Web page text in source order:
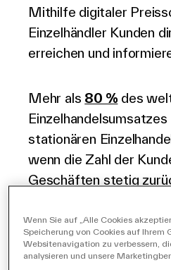
Partner
Link
Deutsch
Mithilfe digitaler
Einzelhändler Kunden
erreichen und
Mehr als 80 % des
stationären
wenn die Zahl der
Geschäften stetig
Faktor beim
der Konsumenten und
dieser Aktivposten
Wenn Sie auf „Alle Cookies
Speicherung von Cookies auf Ihrem
Websitenavigation zu verbessern,
analysieren und unsere